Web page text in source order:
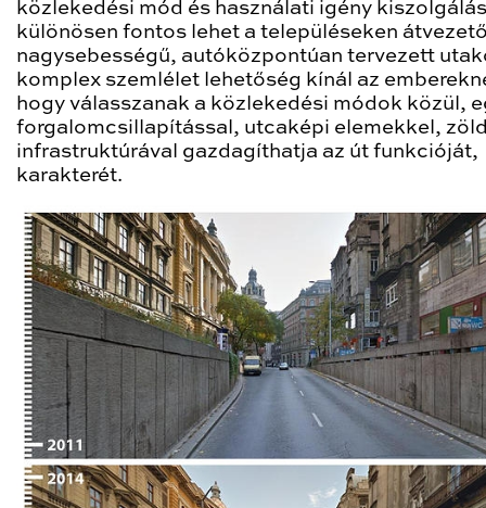
közlekedési mód és használati igény
különösen fontos lehet a településeken
nagysebességű, autóközpontúan tervezett
komplex szemlélet lehetőség kínál az
hogy válasszanak a közlekedési módok közül,
forgalomcsillapítással, utcaképi elemekkel,
infrastruktúrával gazdagíthatja az út funkcióját,
karakterét.